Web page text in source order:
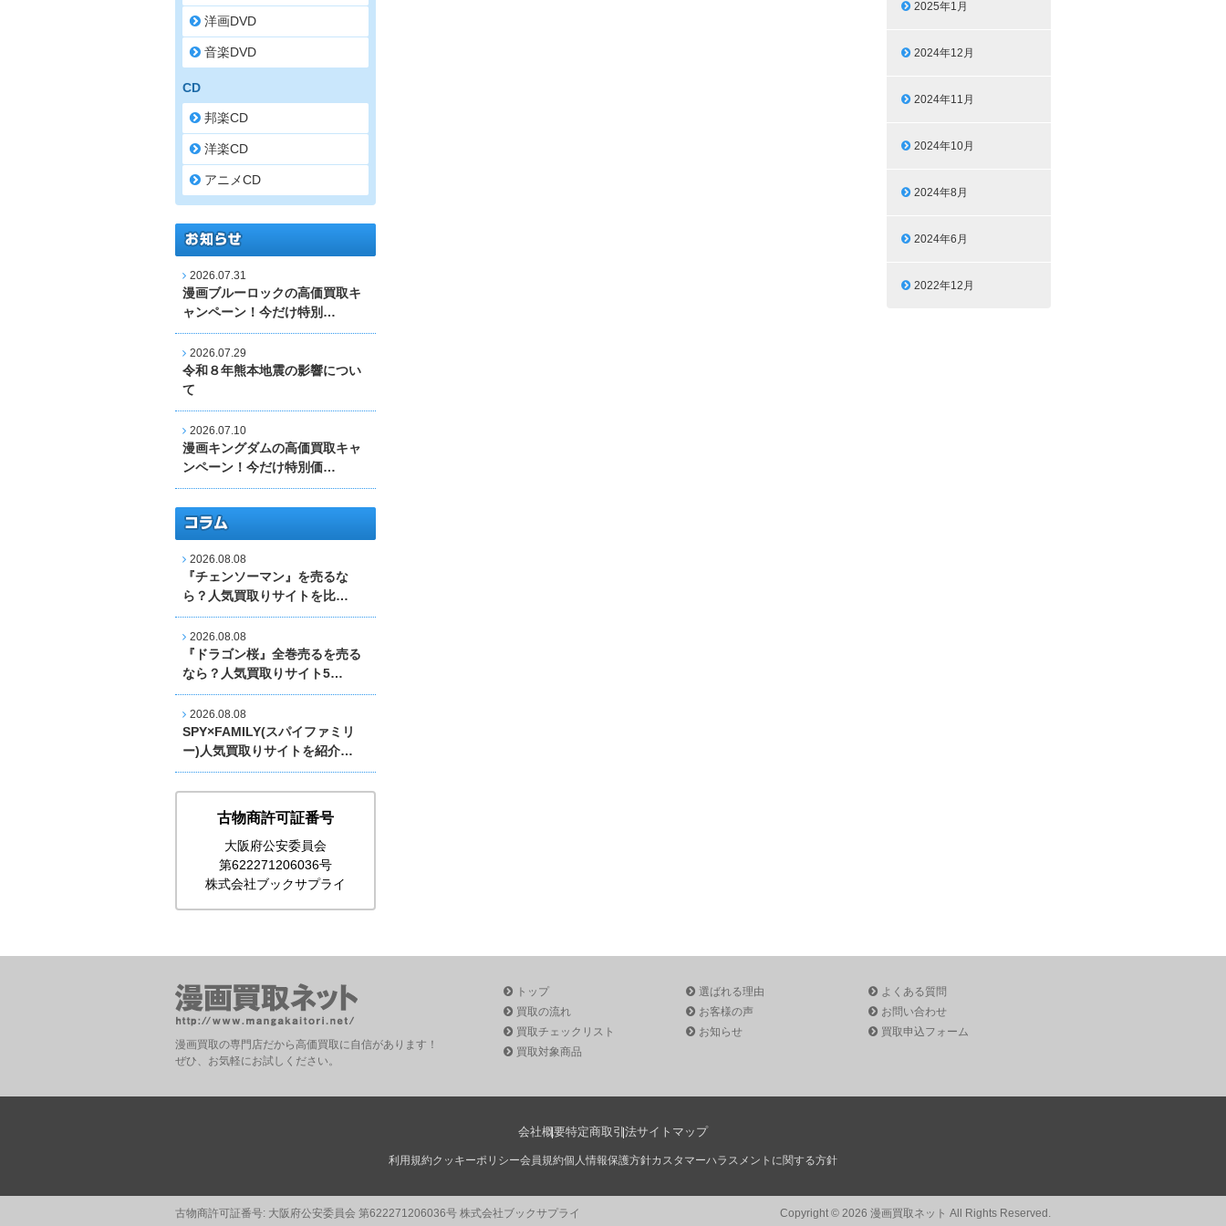
2025年1月
2024年12月
2024年11月
2024年10月
2024年8月
2024年6月
2022年12月
洋画DVD
音楽DVD
CD
邦楽CD
洋楽CD
アニメCD
2026.07.31
漫画ブルーロックの高価買取キ
ャンペーン！今だけ特別…
2026.07.29
令和８年熊本地震の影響につい
て
2026.07.10
漫画キングダムの高価買取キャ
ンペーン！今だけ特別価…
2026.08.08
『チェンソーマン』を売るな
ら？人気買取りサイトを比…
2026.08.08
『ドラゴン桜』全巻売るを売る
なら？人気買取りサイト5…
2026.08.08
SPY×FAMILY(スパイファミリ
ー)人気買取りサイトを紹介…
古物商許可証番号
大阪府公安委員会
第622271206036号
株式会社ブックサプライ
漫画買取の専門店だから高価買取に自信があります！
ぜひ、お気軽にお試しください。
トップ
買取の流れ
買取チェックリスト
買取対象商品
選ばれる理由
お客様の声
お知らせ
よくある質問
お問い合わせ
買取申込フォーム
会社概要特定商取引法サイトマップ
利用規約クッキーポリシー会員規約個人情報保護方針カスタマーハラスメントに関する方針
古物商許可証番号: 大阪府公安委員会 第622271206036号 株式会社ブックサプライ Copyright © 2026 漫画買取ネット All Rights Reserved.